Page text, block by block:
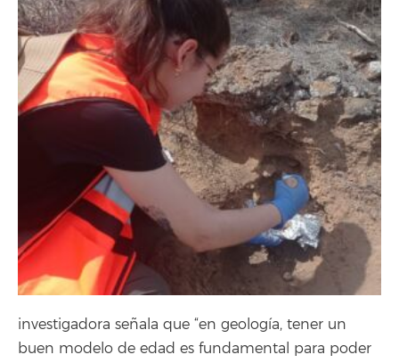
investigadora señala que “en geología, tener un
buen modelo de edad es fundamental para poder